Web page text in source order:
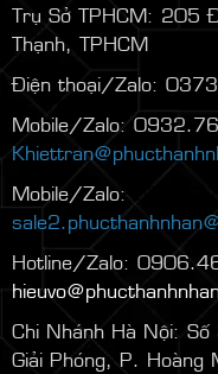
Trụ Sở TPHCM: 205
Thạnh, TPHCM
Điện thoại/Zalo:
Mobile/Zalo:
Mobile/Zalo:
Hotline/Zalo:
Chi Nhánh Hà Nội:
Giải Phóng, P. Hoàng